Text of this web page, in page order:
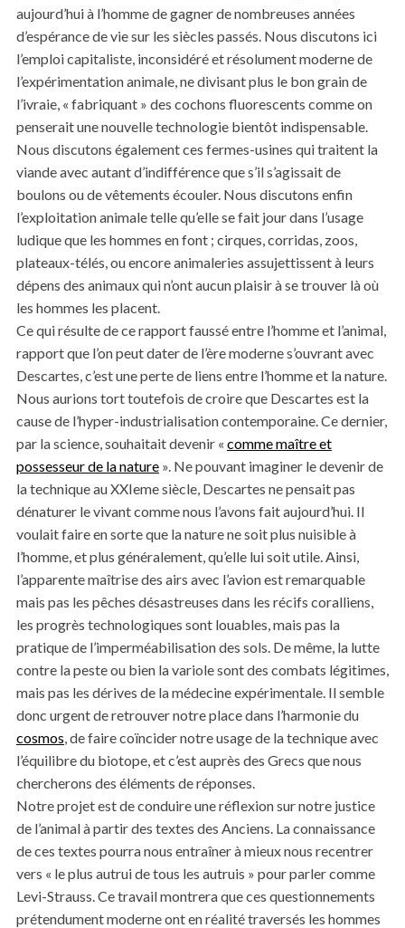
aujourd’hui à l’homme de gagner de nombreuses années
d’espérance de vie sur les siècles passés. Nous discutons ici
l’emploi capitaliste, inconsidéré et résolument moderne de
l’expérimentation animale, ne divisant plus le bon grain de
l’ivraie, « fabriquant » des cochons fluorescents comme on
penserait une nouvelle technologie bientôt indispensable.
Nous discutons également ces fermes-usines qui traitent la
viande avec autant d’indifférence que s’il s’agissait de
boulons ou de vêtements écouler. Nous discutons enfin
l’exploitation animale telle qu’elle se fait jour dans l’usage
ludique que les hommes en font ; cirques, corridas, zoos,
plateaux-télés, ou encore animaleries assujettissent à leurs
dépens des animaux qui n’ont aucun plaisir à se trouver là où
les hommes les placent.
Ce qui résulte de ce rapport faussé entre l’homme et l’animal,
rapport que l’on peut dater de l’ère moderne s’ouvrant avec
Descartes, c’est une perte de liens entre l’homme et la nature.
Nous aurions tort toutefois de croire que Descartes est la
cause de l’hyper-industrialisation contemporaine. Ce dernier,
par la science, souhaitait devenir « comme maître et
possesseur de la nature». Ne pouvant imaginer le devenir de
la technique au XXIeme siècle, Descartes ne pensait pas
dénaturer le vivant comme nous l’avons fait aujourd’hui. Il
voulait faire en sorte que la nature ne soit plus nuisible à
l’homme, et plus généralement, qu’elle lui soit utile. Ainsi,
l’apparente maîtrise des airs avec l’avion est remarquable
mais pas les pêches désastreuses dans les récifs coralliens,
les progrès technologiques sont louables, mais pas la
pratique de l’imperméabilisation des sols. De même, la lutte
contre la peste ou bien la variole sont des combats légitimes,
mais pas les dérives de la médecine expérimentale. Il semble
donc urgent de retrouver notre place dans l’harmonie du
cosmos, de faire coïncider notre usage de la technique avec
l’équilibre du biotope, et c’est auprès des Grecs que nous
chercherons des éléments de réponses.
Notre projet est de conduire une réflexion sur notre justice
de l’animal à partir des textes des Anciens. La connaissance
de ces textes pourra nous entraîner à mieux nous recentrer
vers « le plus autrui de tous les autruis » pour parler comme
Levi-Strauss. Ce travail montrera que ces questionnements
prétendument moderne ont en réalité traversés les hommes